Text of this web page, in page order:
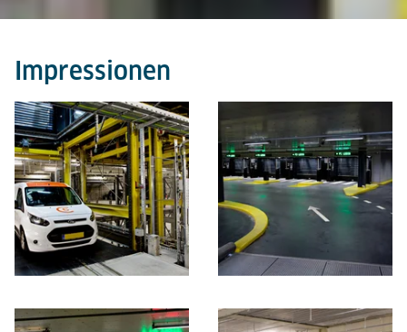
Impressionen